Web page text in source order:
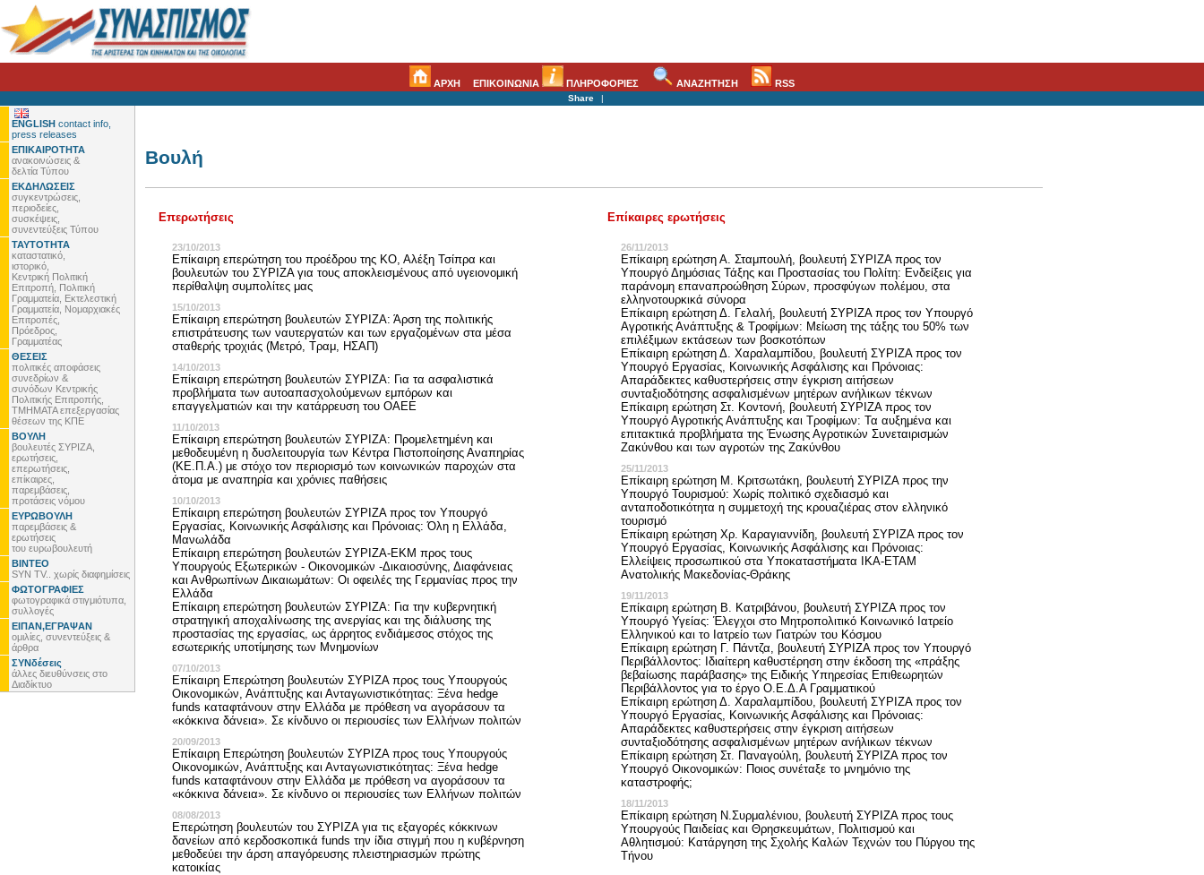
ΑΡΧΗ ΕΠΙΚΟΙΝΩΝΙΑ ΠΛΗΡΟΦΟΡΙΕΣ ΑΝΑΖΗΤΗΣΗ RSS
Share |
ENGLISH contact info,
press releases
ΕΠΙΚΑΙΡΟΤΗΤΑ
ανακοινώσεις &
δελτία Τύπου
ΕΚΔΗΛΩΣΕΙΣ
συγκεντρώσεις,
περιοδείες,
συσκέψεις,
συνεντεύξεις Τύπου
ΤΑΥΤΟΤΗΤΑ
καταστατικό,
ιστορικό,
Κεντρική Πολιτική
Επιτροπή, Πολιτική
Γραμματεία, Εκτελεστική
Γραμματεία, Νομαρχιακές
Επιτροπές,
Πρόεδρος,
Γραμματέας
ΘΕΣΕΙΣ
πολιτικές αποφάσεις
συνεδρίων &
συνόδων Κεντρικής
Πολιτικής Επιτροπής,
ΤΜΗΜΑΤΑ επεξεργασίας
θέσεων της ΚΠΕ
ΒΟΥΛΗ
βουλευτές ΣΥΡΙΖΑ,
ερωτήσεις,
επερωτήσεις,
επίκαιρες,
παρεμβάσεις,
προτάσεις νόμου
ΕΥΡΩΒΟΥΛΗ
παρεμβάσεις &
ερωτήσεις
του ευρωβουλευτή
ΒΙΝΤΕΟ
SYN TV.. χωρίς διαφημίσεις
ΦΩΤΟΓΡΑΦΙΕΣ
φωτογραφικά στιγμιότυπα,
συλλογές
ΕΙΠΑΝ,ΕΓΡΑΨΑΝ
ομιλίες, συνεντεύξεις &
άρθρα
ΣΥΝδέσεις
άλλες διευθύνσεις στο
Διαδίκτυο
Βουλή
Επερωτήσεις
23/10/2013
Επίκαιρη επερώτηση του προέδρου της ΚΟ, Αλέξη Τσίπρα και
βουλευτών του ΣΥΡΙΖΑ για τους αποκλεισμένους από υγειονομική
περίθαλψη συμπολίτες μας
15/10/2013
Επίκαιρη επερώτηση βουλευτών ΣΥΡΙΖΑ: Άρση της πολιτικής
επιστράτευσης των ναυτεργατών και των εργαζομένων στα μέσα
σταθερής τροχιάς (Μετρό, Τραμ, ΗΣΑΠ)
14/10/2013
Επίκαιρη επερώτηση βουλευτών ΣΥΡΙΖΑ: Για τα ασφαλιστικά
προβλήματα των αυτοαπασχολούμενων εμπόρων και
επαγγελματιών και την κατάρρευση του ΟΑΕΕ
11/10/2013
Επίκαιρη επερώτηση βουλευτών ΣΥΡΙΖΑ: Προμελετημένη και
μεθοδευμένη η δυσλειτουργία των Κέντρα Πιστοποίησης Αναπηρίας
(ΚΕ.Π.Α.) με στόχο τον περιορισμό των κοινωνικών παροχών στα
άτομα με αναπηρία και χρόνιες παθήσεις
10/10/2013
Επίκαιρη επερώτηση βουλευτών ΣΥΡΙΖΑ προς τον Υπουργό
Εργασίας, Κοινωνικής Ασφάλισης και Πρόνοιας: Όλη η Ελλάδα,
Μανωλάδα
Επίκαιρη επερώτηση βουλευτών ΣΥΡΙΖΑ-ΕΚΜ προς τους
Υπουργούς Εξωτερικών - Οικονομικών -Δικαιοσύνης, Διαφάνειας
και Ανθρωπίνων Δικαιωμάτων: Οι οφειλές της Γερμανίας προς την
Ελλάδα
Επίκαιρη επερώτηση βουλευτών ΣΥΡΙΖΑ: Για την κυβερνητική
στρατηγική αποχαλίνωσης της ανεργίας και της διάλυσης της
προστασίας της εργασίας, ως άρρητος ενδιάμεσος στόχος της
εσωτερικής υποτίμησης των Μνημονίων
07/10/2013
Επίκαιρη Επερώτηση βουλευτών ΣΥΡΙΖΑ προς τους Υπουργούς
Οικονομικών, Ανάπτυξης και Ανταγωνιστικότητας: Ξένα hedge
funds καταφτάνουν στην Ελλάδα με πρόθεση να αγοράσουν τα
«κόκκινα δάνεια». Σε κίνδυνο οι περιουσίες των Ελλήνων πολιτών
20/09/2013
Επίκαιρη Επερώτηση βουλευτών ΣΥΡΙΖΑ προς τους Υπουργούς
Οικονομικών, Ανάπτυξης και Ανταγωνιστικότητας: Ξένα hedge
funds καταφτάνουν στην Ελλάδα με πρόθεση να αγοράσουν τα
«κόκκινα δάνεια». Σε κίνδυνο οι περιουσίες των Ελλήνων πολιτών
08/08/2013
Επερώτηση βουλευτών του ΣΥΡΙΖΑ για τις εξαγορές κόκκινων
δανείων από κερδοσκοπικά funds την ίδια στιγμή που η κυβέρνηση
μεθοδεύει την άρση απαγόρευσης πλειστηριασμών πρώτης
κατοικίας
Επίκαιρες ερωτήσεις
26/11/2013
Επίκαιρη ερώτηση Α. Σταμπουλή, βουλευτή ΣΥΡΙΖΑ προς τον
Υπουργό Δημόσιας Τάξης και Προστασίας του Πολίτη: Ενδείξεις για
παράνομη επαναπροώθηση Σύρων, προσφύγων πολέμου, στα
ελληνοτουρκικά σύνορα
Επίκαιρη ερώτηση Δ. Γελαλή, βουλευτή ΣΥΡΙΖΑ προς τον Υπουργό
Αγροτικής Ανάπτυξης & Τροφίμων: Μείωση της τάξης του 50% των
επιλέξιμων εκτάσεων των βοσκοτόπων
Επίκαιρη ερώτηση Δ. Χαραλαμπίδου, βουλευτή ΣΥΡΙΖΑ προς τον
Υπουργό Εργασίας, Κοινωνικής Ασφάλισης και Πρόνοιας:
Απαράδεκτες καθυστερήσεις στην έγκριση αιτήσεων
συνταξιοδότησης ασφαλισμένων μητέρων ανήλικων τέκνων
Επίκαιρη ερώτηση Στ. Κοντονή, βουλευτή ΣΥΡΙΖΑ προς τον
Υπουργό Αγροτικής Ανάπτυξης και Τροφίμων: Τα αυξημένα και
επιτακτικά προβλήματα της Ένωσης Αγροτικών Συνεταιρισμών
Ζακύνθου και των αγροτών της Ζακύνθου
25/11/2013
Επίκαιρη ερώτηση Μ. Κριτσωτάκη, βουλευτή ΣΥΡΙΖΑ προς την
Υπουργό Τουρισμού: Χωρίς πολιτικό σχεδιασμό και
ανταποδοτικότητα η συμμετοχή της κρουαζιέρας στον ελληνικό
τουρισμό
Επίκαιρη ερώτηση Χρ. Καραγιαννίδη, βουλευτή ΣΥΡΙΖΑ προς τον
Υπουργό Εργασίας, Κοινωνικής Ασφάλισης και Πρόνοιας:
Ελλείψεις προσωπικού στα Υποκαταστήματα ΙΚΑ-ΕΤΑΜ
Ανατολικής Μακεδονίας-Θράκης
19/11/2013
Επίκαιρη ερώτηση Β. Κατριβάνου, βουλευτή ΣΥΡΙΖΑ προς τον
Υπουργό Υγείας: Έλεγχοι στο Μητροπολιτικό Κοινωνικό Ιατρείο
Ελληνικού και το Ιατρείο των Γιατρών του Κόσμου
Επίκαιρη ερώτηση Γ. Πάντζα, βουλευτή ΣΥΡΙΖΑ προς τον Υπουργό
Περιβάλλοντος: Ιδιαίτερη καθυστέρηση στην έκδοση της «πράξης
βεβαίωσης παράβασης» της Ειδικής Υπηρεσίας Επιθεωρητών
Περιβάλλοντος για το έργο Ο.Ε.Δ.Α Γραμματικού
Επίκαιρη ερώτηση Δ. Χαραλαμπίδου, βουλευτή ΣΥΡΙΖΑ προς τον
Υπουργό Εργασίας, Κοινωνικής Ασφάλισης και Πρόνοιας:
Απαράδεκτες καθυστερήσεις στην έγκριση αιτήσεων
συνταξιοδότησης ασφαλισμένων μητέρων ανήλικων τέκνων
Επίκαιρη ερώτηση Στ. Παναγούλη, βουλευτή ΣΥΡΙΖΑ προς τον
Υπουργό Οικονομικών: Ποιος συνέταξε το μνημόνιο της
καταστροφής;
18/11/2013
Επίκαιρη ερώτηση Ν.Συρμαλένιου, βουλευτή ΣΥΡΙΖΑ προς τους
Υπουργούς Παιδείας και Θρησκευμάτων, Πολιτισμού και
Αθλητισμού: Κατάργηση της Σχολής Καλών Τεχνών του Πύργου της
Τήνου